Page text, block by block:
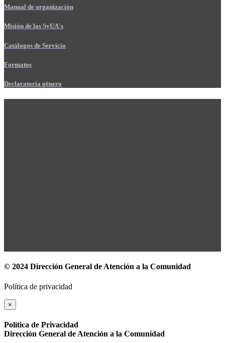
Manual de organización
Misión de las SyUA's
Catálogos de Servicio
Formatos
Declaratoria género
© 2024 Dirección General de Atención a la Comunidad
Política de privacidad
×
Política de Privacidad
Dirección General de Atención a la Comunidad